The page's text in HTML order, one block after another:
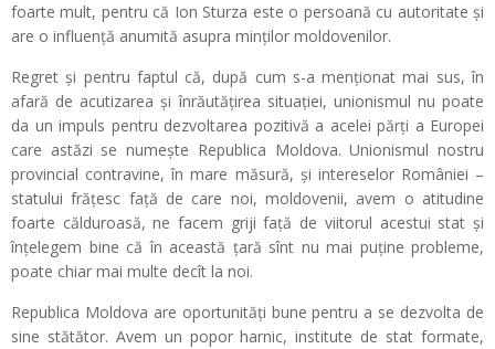
foarte mult, pentru că Ion Sturza este o persoană cu autoritate și
are o influență anumită asupra minților moldovenilor.
Regret și pentru faptul că, după cum s-a menționat mai sus, în
afară de acutizarea și înrăutățirea situației, unionismul nu poate
da un impuls pentru dezvoltarea pozitivă a acelei părți a Europei
care astăzi se numește Republica Moldova. Unionismul nostru
provincial contravine, în mare măsură, și intereselor României –
statului frățesc față de care noi, moldovenii, avem o atitudine
foarte călduroasă, ne facem griji față de viitorul acestui stat și
înțelegem bine că în această țară sînt nu mai puține probleme,
poate chiar mai multe decît la noi.
Republica Moldova are oportunități bune pentru a se dezvolta de
sine stătător. Avem un popor harnic, institute de stat formate,